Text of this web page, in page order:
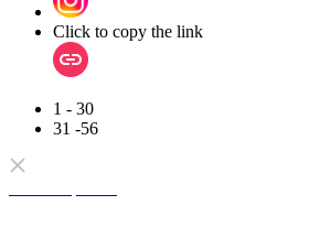
Click to copy the link
1 - 30
31 -56